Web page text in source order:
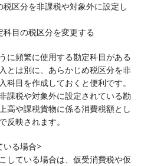
区分を非課税や対象外に設定し
目の税区分を変更する
に頻繁に使用する勘定科目がある
とは別に、あらかじめ税区分を非
科目を作成しておくと便利です。
課税や対象外に設定されている勘
高や課税貨物に係る消費税額とし
反映されます。
いる場合>
している場合は、仮受消費税や仮